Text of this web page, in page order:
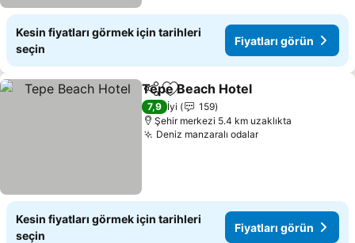
Kesin fiyatları görmek için tarihleri
seçin
Fiyatları görün
PaylaşFavorilerime ekle
Tepe Beach Hotel
7,9 İyi
159
Şehir merkezi 5.4 km uzaklıkta
Deniz manzaralı odalar
Kesin fiyatları görmek için tarihleri
seçin
Fiyatları görün